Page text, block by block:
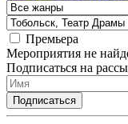
Премьера
Мероприятия не
Подписаться на